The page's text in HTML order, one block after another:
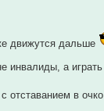
движутся дальше
инвалиды, а
отставанием в